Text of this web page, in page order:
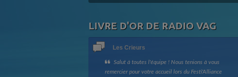
LIVRE D'OR DE RADIO VAG
Les Crieurs
Salut à toutes l'équipe ! Nous tenions à vous
remercier pour votre accueil lors du Festi'Alliance